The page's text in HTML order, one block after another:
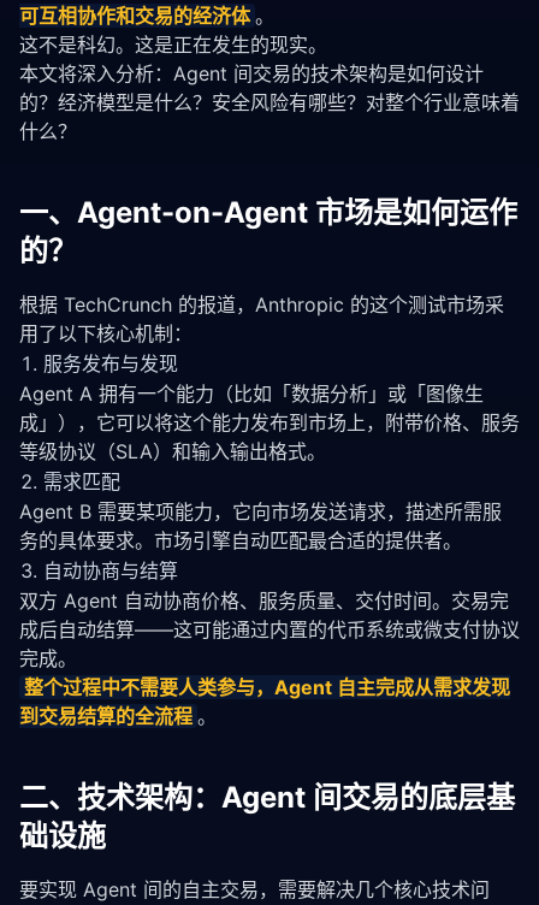
可互相协作和交易的经济体 。
这不是科幻。这是正在发生的现实。
本文将深入分析：Agent 间交易的技术架构是如何设计
的？经济模型是什么？安全风险有哪些？对整个行业意味着
什么？
一、Agent-on-Agent 市场是如何运作
的？
根据 TechCrunch 的报道，Anthropic 的这个测试市场采
用了以下核心机制：
服务发布与发现
Agent A 拥有一个能力（比如「数据分析」或「图像生
成」），它可以将这个能力发布到市场上，附带价格、服务
等级协议（SLA）和输入输出格式。
需求匹配
Agent B 需要某项能力，它向市场发送请求，描述所需服
务的具体要求。市场引擎自动匹配最合适的提供者。
自动协商与结算
双方 Agent 自动协商价格、服务质量、交付时间。交易完
成后自动结算——这可能通过内置的代币系统或微支付协议
完成。
整个过程中不需要人类参与，Agent 自主完成从需求发现
到交易结算的全流程 。
二、技术架构：Agent 间交易的底层基
础设施
要实现 Agent 间的自主交易，需要解决几个核心技术问